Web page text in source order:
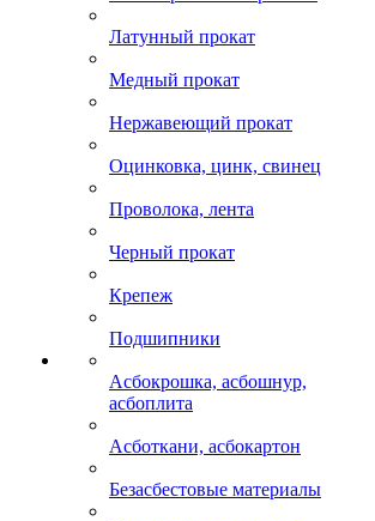
Латунный прокат
Медный прокат
Нержавеющий прокат
Оцинковка, цинк, свинец
Проволока, лента
Черный прокат
Крепеж
Подшипники
Асбокрошка, асбошнур,
асбоплита
Асботкани, асбокартон
Безасбестовые материалы